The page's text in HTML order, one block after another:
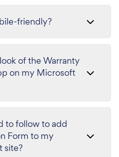
friendly?
of the Warranty
on my Microsoft
to follow to add
Form to my
site?